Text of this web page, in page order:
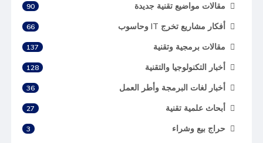
مقالات مواضيع تقنية جديدة 90
أفكار مشاريع تخرج IT وحاسوب 66
مقالات برمجية وتقنية 137
أخبار التكنولوجيا والتقنية 128
أخبار لغات البرمجة وأطر العمل 36
أبحاث علمية تقنية 27
حراج بيع وشراء 3